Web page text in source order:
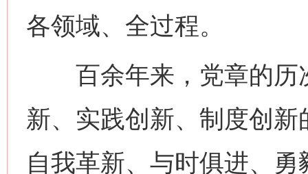
各领域、全过程。
百余年来，党章的历
新、实践创新、制度创
自我革新、与时俱进、